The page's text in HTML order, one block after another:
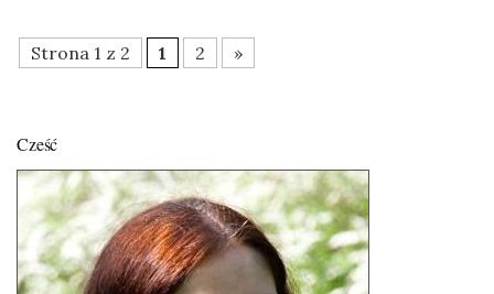
Strona 1 z 2 1 2 »
Cześć